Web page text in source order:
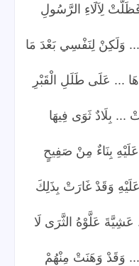
لِآلَاءِ الرَّسُولِ
وَلَكِنْ لِنَفْسِي بَعْدَ مَا
... عَلَى طَلَلِ الْقَبْرِ
بِلَادٌ ثَوَى فِيهَا
بِنَاءٌ مِنْ صَفِيحٍ
وَقَدْ غَارَتْ بِذَلِكَ
عَشِيَّةَ عَلَّوْهُ الثَّرَى لَا
وَقَدْ وَهَنَتْ مِنْهُمْ